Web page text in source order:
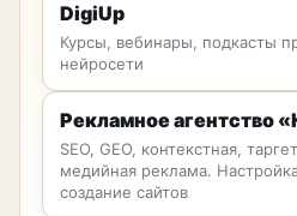
DigiUp
Курсы, вебинары, подкасты
нейросети
Рекламное агентство
SEO, GEO, контекстная,
медийная реклама.
создание сайтов